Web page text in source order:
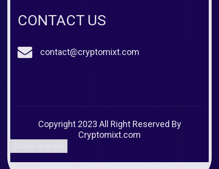
CONTACT US
contact@cryptomixt.com
Copyright 2023 All Right Reserved By
Cryptomixt.com